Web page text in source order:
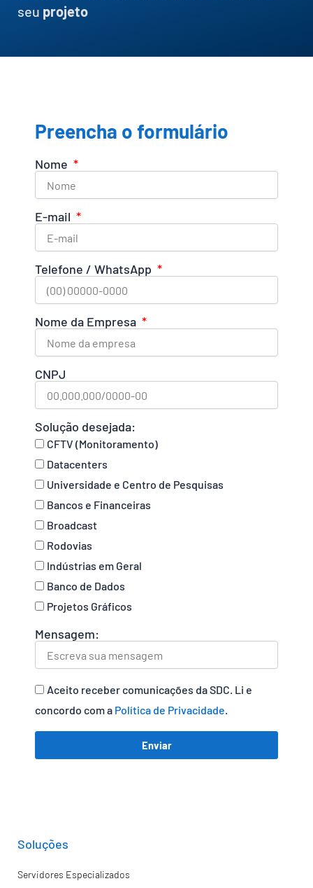
seu projeto
Preencha o formulário
Nome
E-mail
Telefone / WhatsApp
Nome da Empresa
CNPJ
Solução desejada:
CFTV (Monitoramento)
Datacenters
Universidade e Centro de Pesquisas
Bancos e Financeiras
Broadcast
Rodovias
Indústrias em Geral
Banco de Dados
Projetos Gráficos
Mensagem:
Aceito receber comunicações da SDC. Li e
concordo com a Política de Privacidade.
Enviar
Soluções
Servidores Especializados